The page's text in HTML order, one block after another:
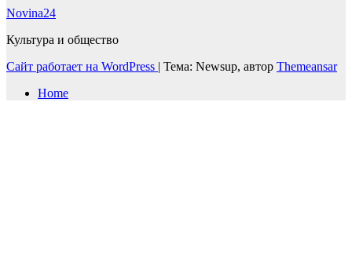
Novina24
Культура и общество
Сайт работает на WordPress | Тема: Newsup, автор Themeansar
Home